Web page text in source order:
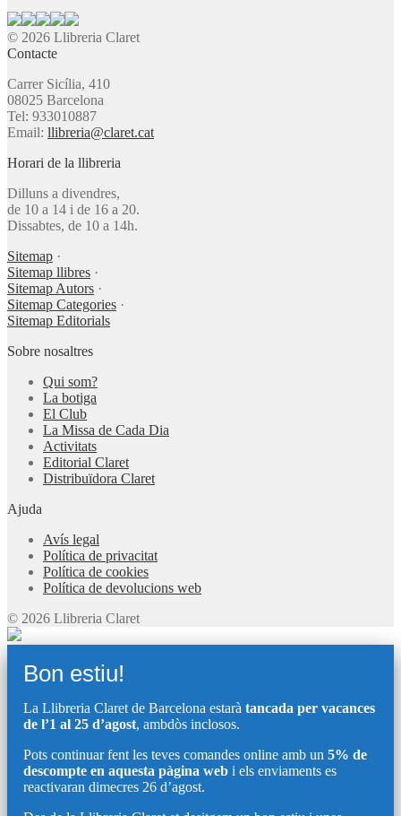
© 2026 Llibreria Claret
Contacte
Carrer Sicília, 410
08025 Barcelona
Tel: 933010887
Email: llibreria@claret.cat
Horari de la llibreria
Dilluns a divendres,
de 10 a 14 i de 16 a 20.
Dissabtes, de 10 a 14h.
Sitemap ·
Sitemap llibres ·
Sitemap Autors ·
Sitemap Categories ·
Sitemap Editorials
Sobre nosaltres
Qui som?
La botiga
El Club
La Missa de Cada Dia
Activitats
Editorial Claret
Distribuïdora Claret
Ajuda
Avís legal
Política de privacitat
Política de cookies
Política de devolucions web
© 2026 Llibreria Claret
Bon estiu!
La Llibreria Claret de Barcelona estarà tancada per vacances
de l’1 al 25 d’agost, ambdòs inclosos.
Pots continuar fent les teves comandes online amb un 5% de
descompte en aquesta pàgina web i els enviaments es
reactivaran dimecres 26 d’agost.